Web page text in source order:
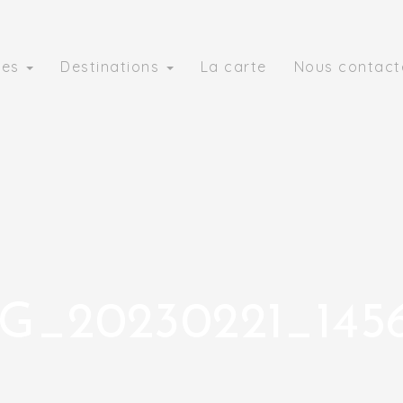
Destinations La carte Nous